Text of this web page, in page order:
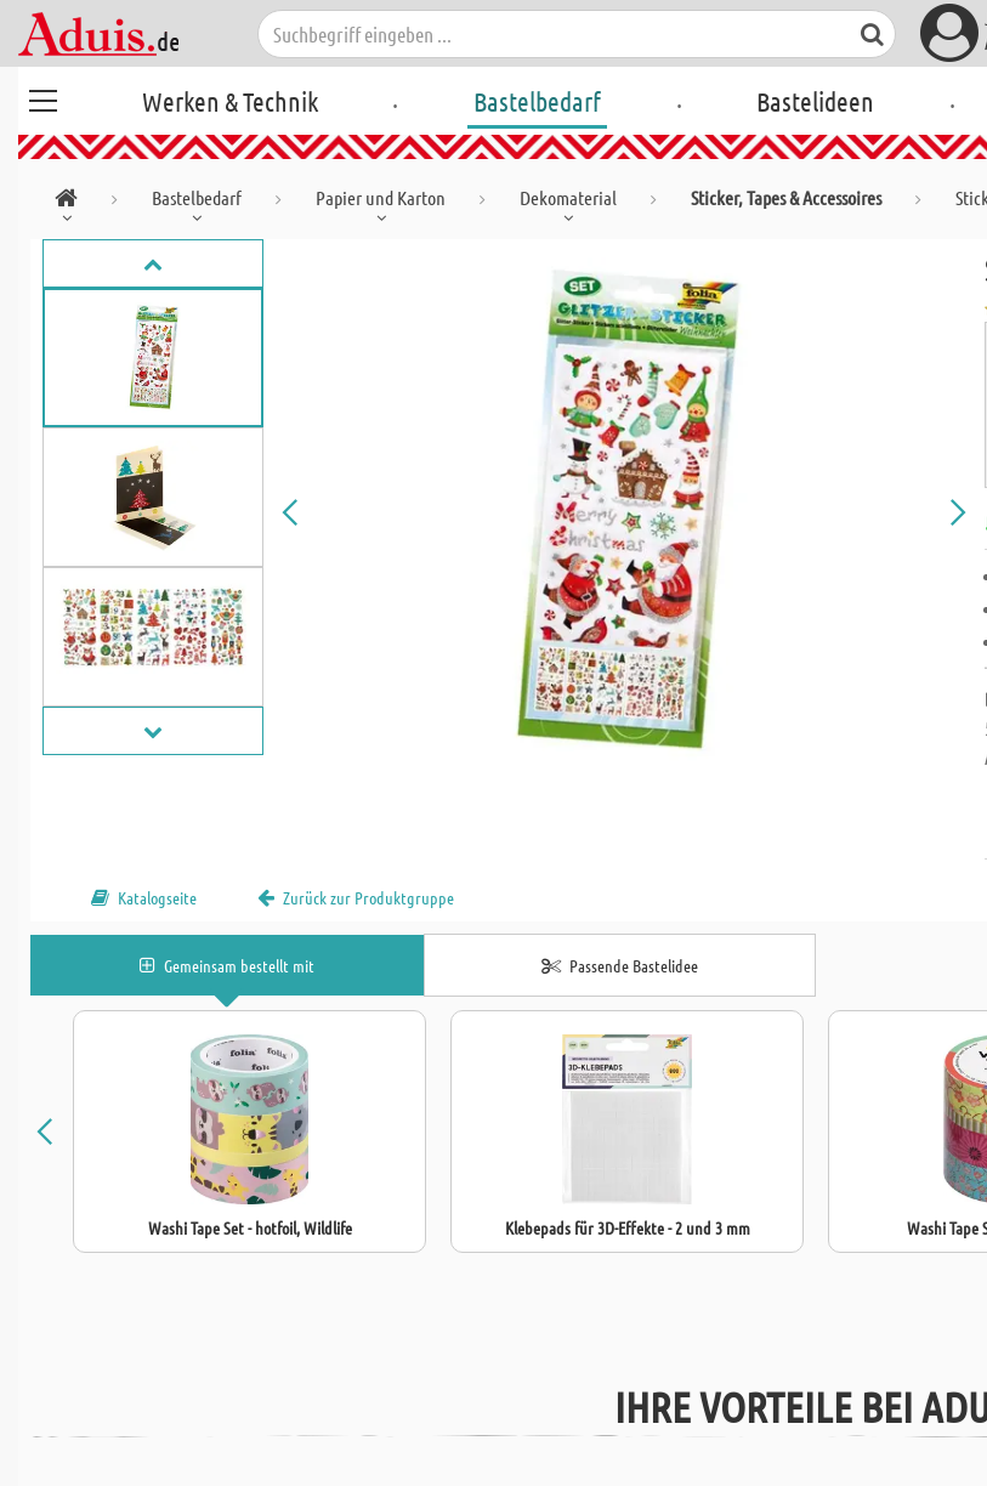
Werken & Technik . Bastelbedarf . Bastelideen .
Bastelbedarf Papier und Karton Dekomaterial Sticker, Tapes & Accessoires
Katalogseite Zurück zur Produktgruppe
Gemeinsam bestellt mit Passende Bastelidee
Washi Tape Set - hotfoil, Wildlife Klebepads für 3D-Effekte - 2 und 3 mm Washi Tape
IHRE VORTEILE BEI